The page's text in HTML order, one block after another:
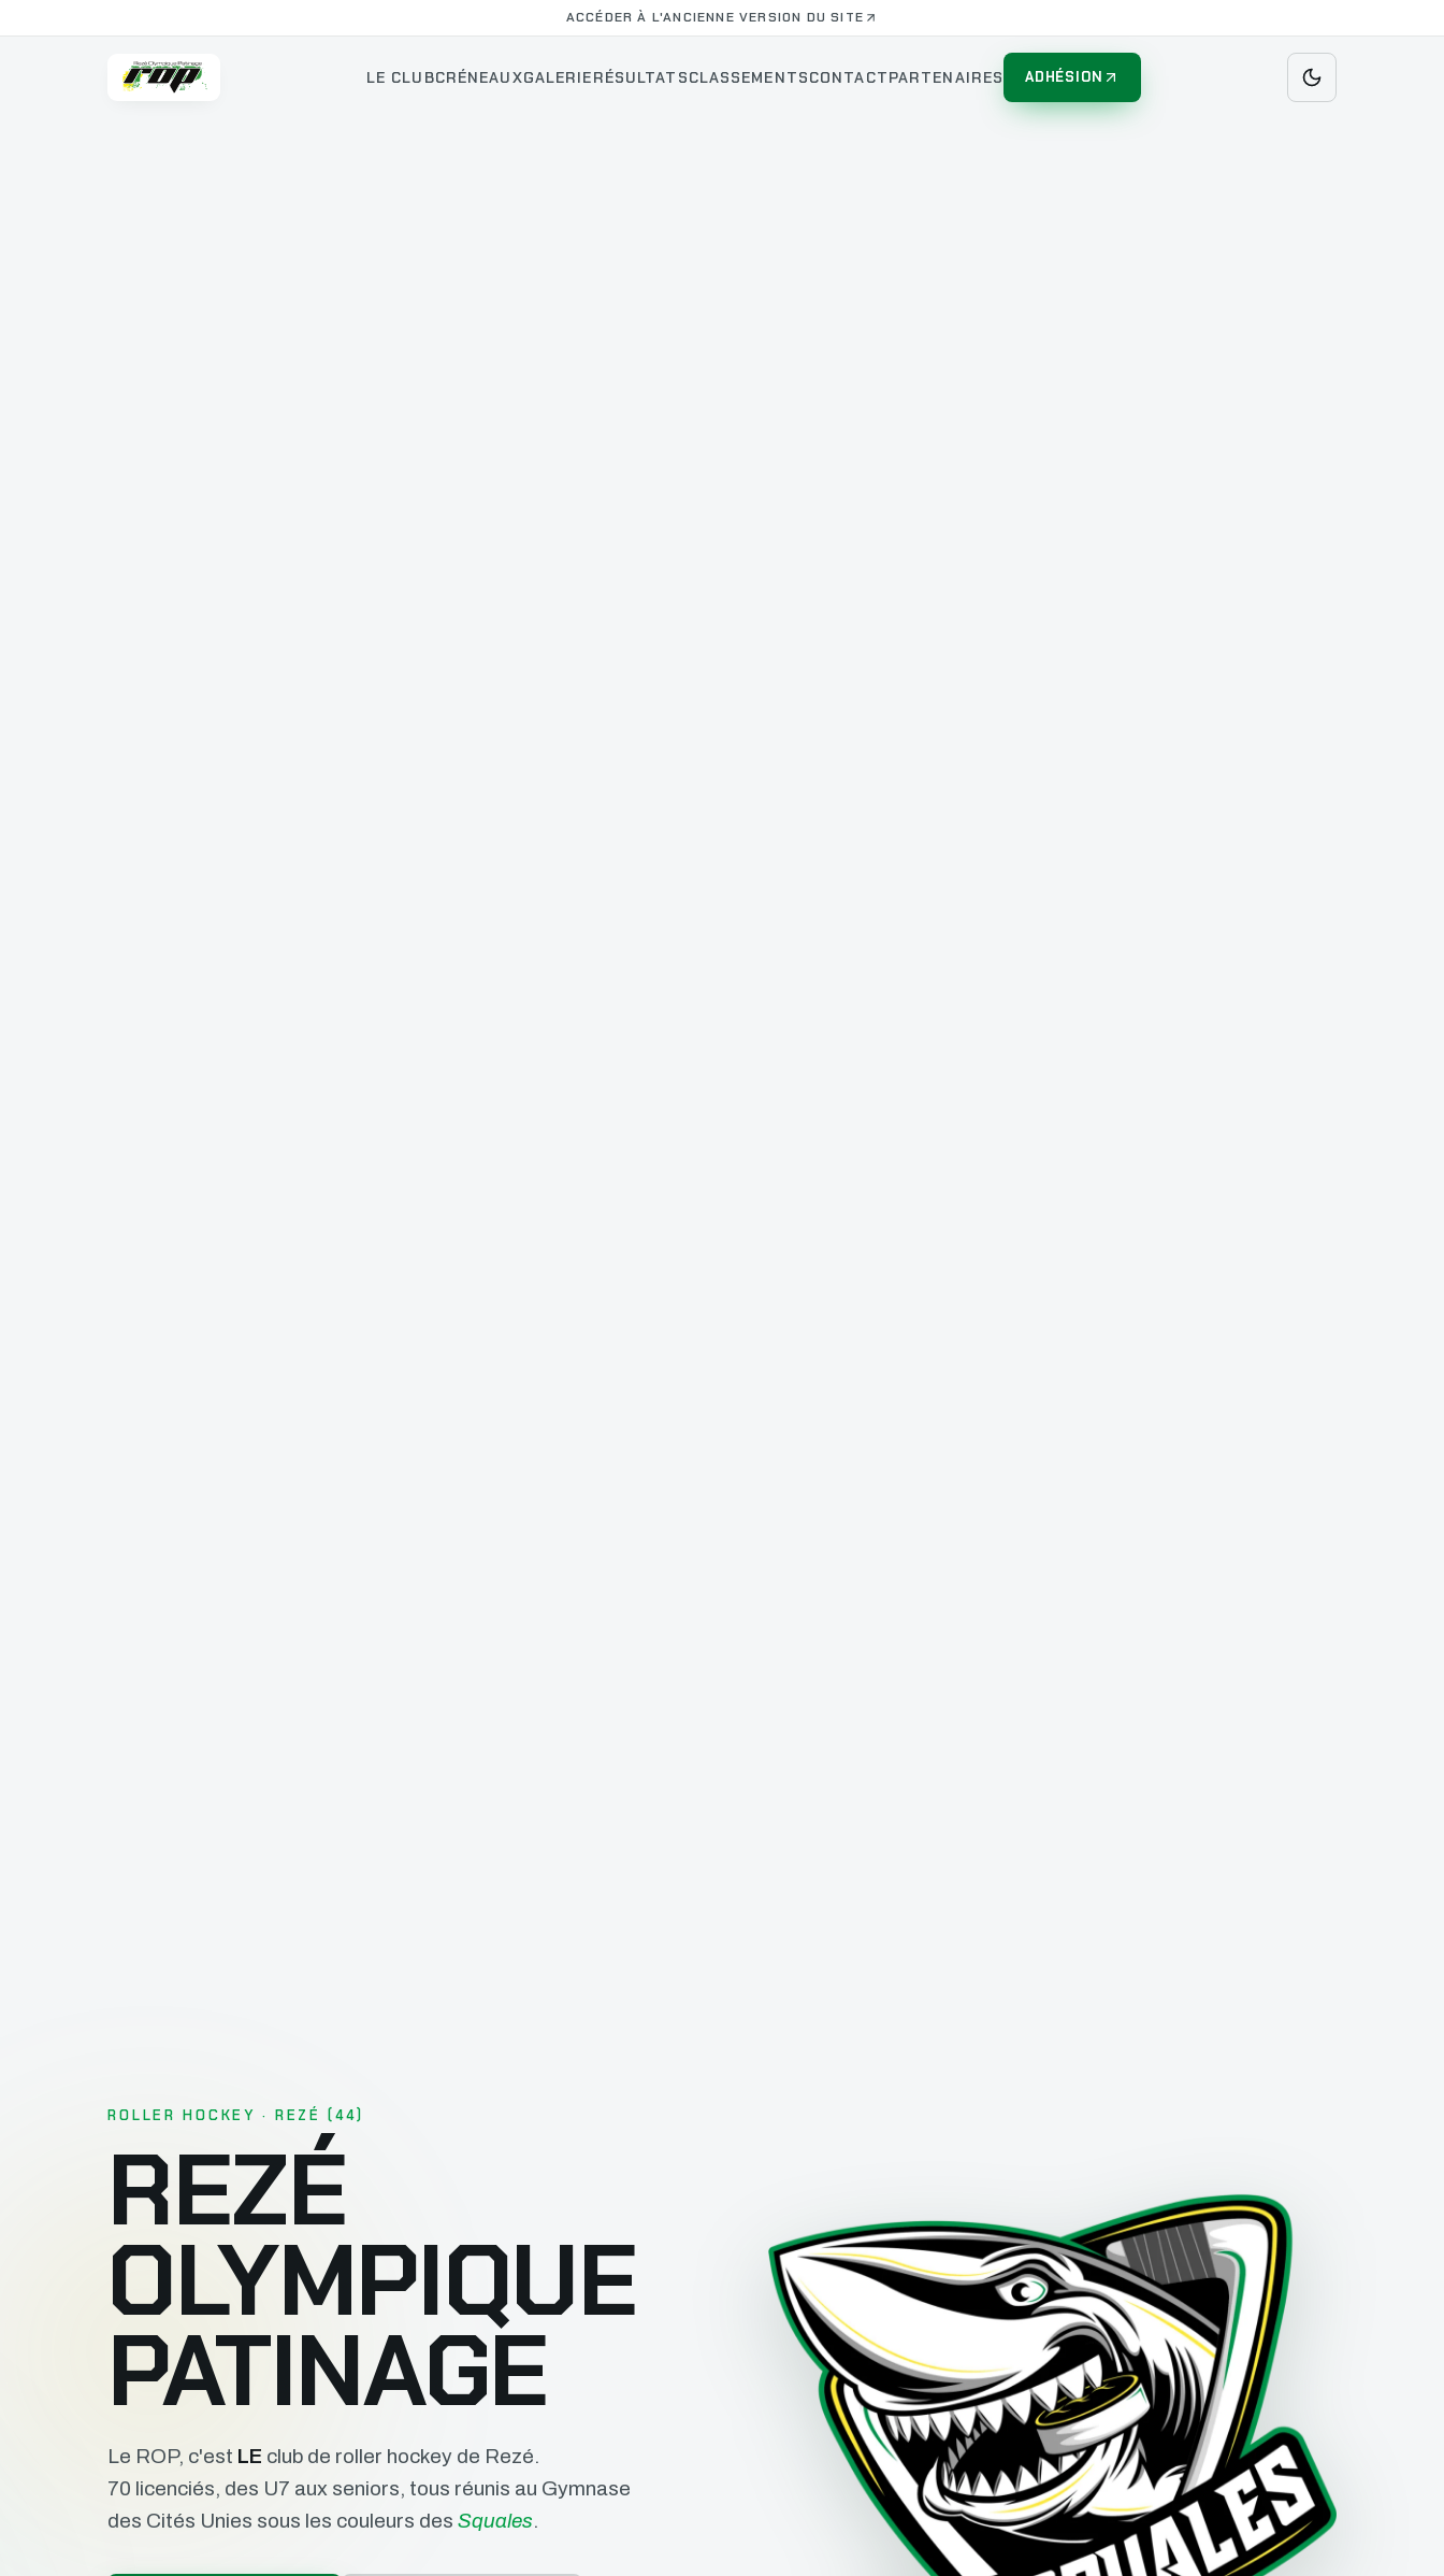
ACCÉDER À L'ANCIENNE VERSION DU SITE
LE CLUBCRÉNEAUXGALERIERÉSULTATSCLASSEMENTSCONTACTPARTENAIRES ADHÉSION
ROLLER HOCKEY · REZÉ (44)
REZÉ
OLYMPIQUE
PATINAGE
Le ROP, c'est LE club de roller hockey de Rezé.
70 licenciés, des U7 aux seniors, tous réunis au Gymnase
des Cités Unies sous les couleurs des Squales.